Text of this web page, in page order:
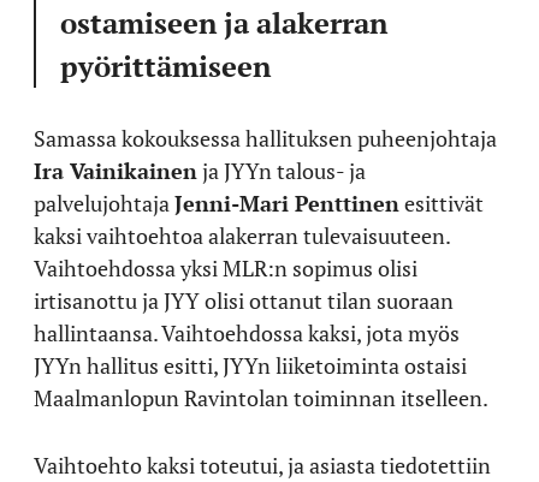
ostamiseen ja alakerran
pyörittämiseen
Samassa kokouksessa hallituksen puheenjohtaja
Ira Vainikainenja JYYn talous- ja
palvelujohtajaJenni-Mari Penttinenesittivät
kaksi vaihtoehtoa alakerran tulevaisuuteen.
Vaihtoehdossa yksi MLR:n sopimus olisi
irtisanottu ja JYY olisi ottanut tilan suoraan
hallintaansa. Vaihtoehdossa kaksi, jota myös
JYYn hallitus esitti, JYYn liiketoiminta ostaisi
Maalmanlopun Ravintolan toiminnan itselleen.
Vaihtoehto kaksi toteutui, ja asiasta tiedotettiin